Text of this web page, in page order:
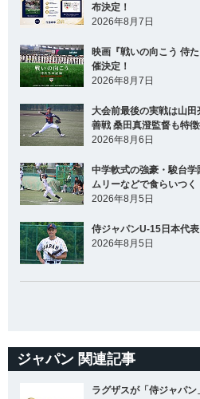
布決定！
2026年8月7日
映画『戦いの向こう 侍
催決定！
2026年8月7日
大会前最後の実戦は山
善戦 桑田真澄監督も特
2026年8月6日
中学軟式の強豪・駿台
ムリーなどで食らいつく
2026年8月5日
侍ジャパンU-15日本代
2026年8月5日
ジャパン 関連記事
ラグザスが「侍ジャパ